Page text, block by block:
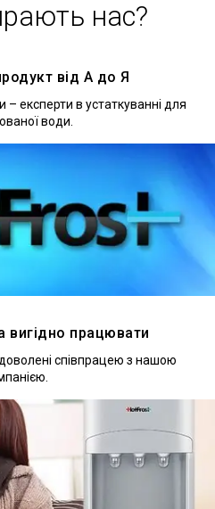
нас?
від А до Я
експерти в устаткуванні для
води.
вигідно працювати
співпрацею з нашою